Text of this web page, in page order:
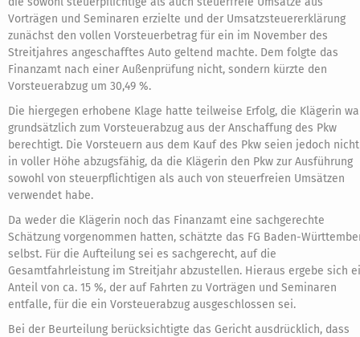
Vorträgen und Seminaren erzielte und der Umsatzsteuererklärung
zunächst den vollen Vorsteuerbetrag für ein im November des
Streitjahres angeschafftes Auto geltend machte. Dem folgte das
Finanzamt nach einer Außenprüfung nicht, sondern kürzte den
Vorsteuerabzug um 30,49 %.
Die hiergegen erhobene Klage hatte teilweise Erfolg, die Klägerin
grundsätzlich zum Vorsteuerabzug aus der Anschaffung des Pkw
berechtigt. Die Vorsteuern aus dem Kauf des Pkw seien jedoch nicht
in voller Höhe abzugsfähig, da die Klägerin den Pkw zur Ausführung
sowohl von steuerpflichtigen als auch von steuerfreien Umsätzen
verwendet habe.
Da weder die Klägerin noch das Finanzamt eine sachgerechte
Schätzung vorgenommen hatten, schätzte das FG Baden-
selbst. Für die Aufteilung sei es sachgerecht, auf die
Gesamtfahrleistung im Streitjahr abzustellen. Hieraus ergebe sich
Anteil von ca. 15 %, der auf Fahrten zu Vorträgen und Seminaren
entfalle, für die ein Vorsteuerabzug ausgeschlossen sei.
Bei der Beurteilung berücksichtigte das Gericht ausdrücklich, dass